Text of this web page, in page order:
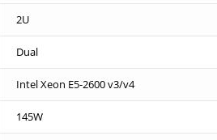
2U
Dual
Intel Xeon E5-2600 v3/v4
145W